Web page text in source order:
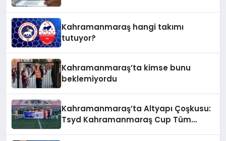
Kahramanmaraş hangi takımı
tutuyor?
Kahramanmaraş’ta kimse bunu
beklemiyordu
Kahramanmaraş’ta Altyapı Çoşkusu:
Tsyd Kahramanmaraş Cup Tüm